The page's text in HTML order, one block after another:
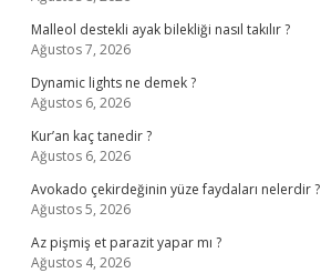
Malleol destekli ayak bilekliği nasıl takılır ?
Ağustos 7, 2026
Dynamic lights ne demek ?
Ağustos 6, 2026
Kur’an kaç tanedir ?
Ağustos 6, 2026
Avokado çekirdeğinin yüze faydaları nelerdir ?
Ağustos 5, 2026
Az pişmiş et parazit yapar mı ?
Ağustos 4, 2026